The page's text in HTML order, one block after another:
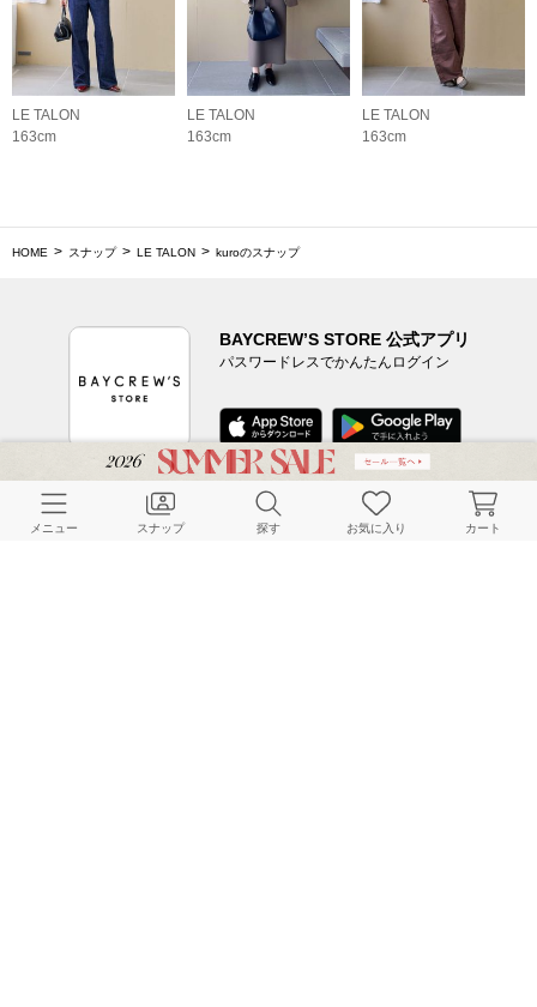
LE TALON
163cm
LE TALON
163cm
LE TALON
163cm
HOME スナップ LE TALON kuroのスナップ
BAYCREW’S STORE 公式アプリ
パスワードレスでかんたんログイン
CUSTOMER SERVICE
メニュー スナップ 探す お気に入り カート